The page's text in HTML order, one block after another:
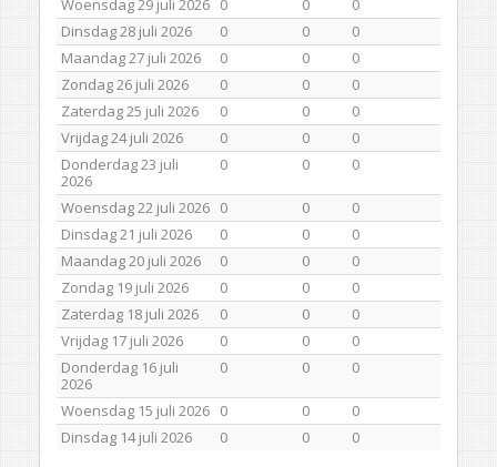
Woensdag 29 juli 2026 0 0
0
Dinsdag 28 juli 2026
0 0
0
Maandag 27 juli 2026
0 0
0
Zondag 26 juli 2026
0 0
0
Zaterdag 25 juli 2026
0 0
0
Vrijdag 24 juli 2026
0 0
0
Donderdag 23 juli
2026
0 0 0
Woensdag 22 juli 2026 0 0
0
Dinsdag 21 juli 2026
0 0
0
Maandag 20 juli 2026
0 0
0
Zondag 19 juli 2026
0 0
0
Zaterdag 18 juli 2026
0 0
0
Vrijdag 17 juli 2026
0 0
0
Donderdag 16 juli
2026
0 0 0
Woensdag 15 juli 2026 0 0
0
Dinsdag 14 juli 2026
0 0 0